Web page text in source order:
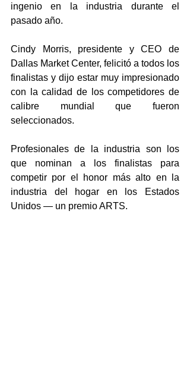
ingenio en la industria durante el
pasado año.
Cindy Morris, presidente y CEO de
Dallas Market Center, felicitó a todos los
finalistas y dijo estar muy impresionado
con la calidad de los competidores de
calibre mundial que fueron
seleccionados.
Profesionales de la industria son los
que nominan a los finalistas para
competir por el honor más alto en la
industria del hogar en los Estados
Unidos — un premio ARTS.